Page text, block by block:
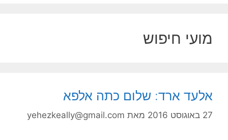
מועי חיפוש
אלעד ארד: שלום כתה אלפא
27 באוגוסט 2016 מאת yehezkeally@gmail.com